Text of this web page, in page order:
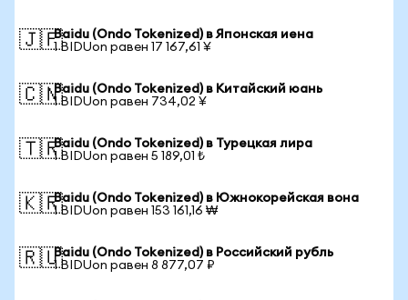
🇯🇵Baidu (Ondo Tokenized) в Японская иена
1 BIDUon равен 17 167,61 ¥
🇨🇳Baidu (Ondo Tokenized) в Китайский юань
1 BIDUon равен 734,02 ¥
🇹🇷Baidu (Ondo Tokenized) в Турецкая лира
1 BIDUon равен 5 189,01 ₺
🇰🇷Baidu (Ondo Tokenized) в Южнокорейская вона
1 BIDUon равен 153 161,16 ₩
🇷🇺Baidu (Ondo Tokenized) в Российский рубль
1 BIDUon равен 8 877,07 ₽